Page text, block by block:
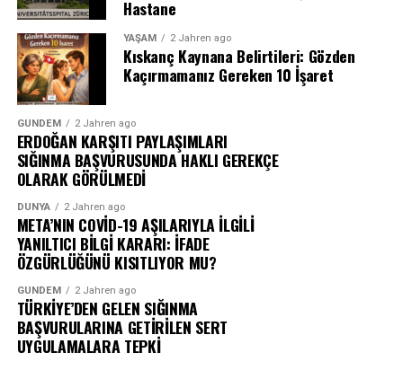
Hastane
YAŞAM 2 Jahren ago
Kıskanç Kaynana Belirtileri: Gözden
Kaçırmamanız Gereken 10 İşaret
GÜNDEM 2 Jahren ago
ERDOĞAN KARŞITI PAYLAŞIMLARI
SIĞINMA BAŞVURUSUNDA HAKLI GEREKÇE
OLARAK GÖRÜLMEDİ
DÜNYA 2 Jahren ago
META’NIN COVİD-19 AŞILARIYLA İLGİLİ
YANILTICI BİLGİ KARARI: İFADE
ÖZGÜRLÜĞÜNÜ KISITLIYOR MU?
GÜNDEM 2 Jahren ago
TÜRKİYE’DEN GELEN SIĞINMA
BAŞVURULARINA GETİRİLEN SERT
UYGULAMALARA TEPKİ